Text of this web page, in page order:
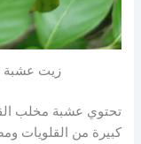
زيت عشبة
تحتوي عشبة مخلب
كبيرة من القلويات